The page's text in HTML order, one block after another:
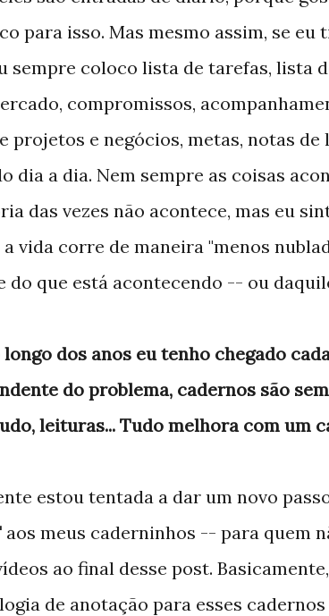
para isso. Mas mesmo assim, se eu
sempre coloco lista de tarefas, lista
compromissos,
projetos e negócios, metas, notas de
dia a dia. Nem sempre as coisas
das vezes não acontece, mas eu
vida corre de maneira "menos
do que está acontecendo -- ou
do problema, cadernos são
leituras... Tudo melhora com um
estou tentada a dar um novo
aos meus caderninhos -- para quem
ao final desse post.
de anotação para esses